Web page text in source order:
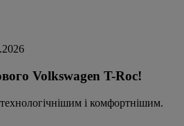
Volkswagen T-Roc!
і комфортнішим.